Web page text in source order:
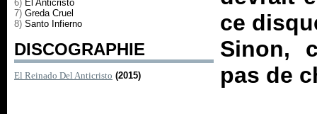
6) El Anticristo
7) Greda Cruel
8) Santo Infierno
DISCOGRAPHIE
El Reinado Del Anticristo (2015)
ce
Sinon,
pas de